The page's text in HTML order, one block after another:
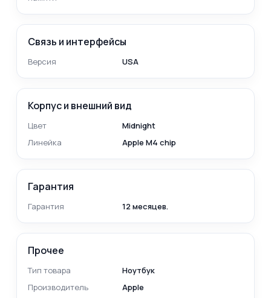
Связь и интерфейсы
Версия USA
Корпус и внешний вид
Цвет
Midnight
Линейка
Apple M4 chip
Гарантия
Гарантия 12 месяцев.
Прочее
Тип товара
Ноутбук
Производитель
Apple